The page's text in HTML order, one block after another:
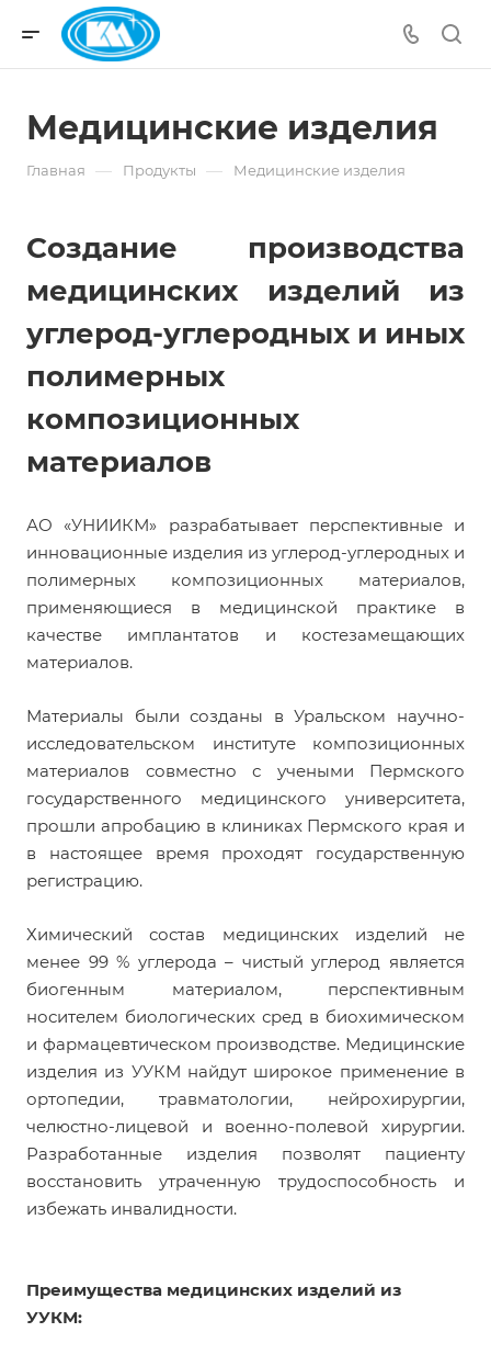
Медицинские изделия
Главная — Продукты — Медицинские изделия
Создание производства
медицинских изделий из
углерод-углеродных и иных
полимерных
композиционных
материалов
АО «УНИИКМ» разрабатывает перспективные и
инновационные изделия из углерод-углеродных и
полимерных композиционных материалов,
применяющиеся в медицинской практике в
качестве имплантатов и костезамещающих
материалов.
Материалы были созданы в Уральском научно-
исследовательском институте композиционных
материалов совместно с учеными Пермского
государственного медицинского университета,
прошли апробацию в клиниках Пермского края и
в настоящее время проходят государственную
регистрацию.
Химический состав медицинских изделий не
менее 99 % углерода – чистый углерод является
биогенным материалом, перспективным
носителем биологических сред в биохимическом
и фармацевтическом производстве. Медицинские
изделия из УУКМ найдут широкое применение в
ортопедии, травматологии, нейрохирургии,
челюстно-лицевой и военно-полевой хирургии.
Разработанные изделия позволят пациенту
восстановить утраченную трудоспособность и
избежать инвалидности.
Преимущества медицинских изделий из
УУКМ: